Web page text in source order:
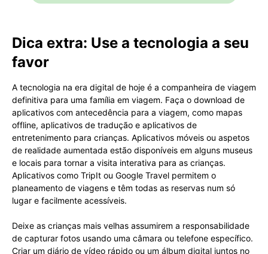
Dica extra: Use a tecnologia a seu
favor
A tecnologia na era digital de hoje é a companheira de viagem
definitiva para uma família em viagem. Faça o download de
aplicativos com antecedência para a viagem, como mapas
offline, aplicativos de tradução e aplicativos de
entretenimento para crianças. Aplicativos móveis ou aspetos
de realidade aumentada estão disponíveis em alguns museus
e locais para tornar a visita interativa para as crianças.
Aplicativos como TripIt ou Google Travel permitem o
planeamento de viagens e têm todas as reservas num só
lugar e facilmente acessíveis.
Deixe as crianças mais velhas assumirem a responsabilidade
de capturar fotos usando uma câmara ou telefone específico.
Criar um diário de vídeo rápido ou um álbum digital juntos no